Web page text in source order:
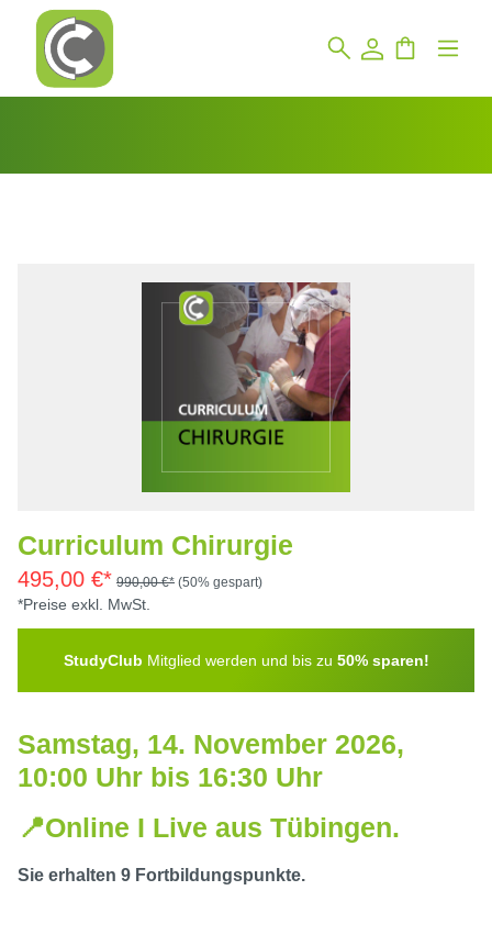
Curriculum Chirurgie
495,00 €* 990,00 €* (50% gespart)
*Preise exkl. MwSt.
StudyClub Mitglied werden und bis zu 50% sparen!
Samstag, 14. November 2026,
10:00 Uhr bis 16:30 Uhr
📍Online I Live aus Tübingen.
Sie erhalten 9 Fortbildungspunkte.